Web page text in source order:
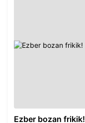
Ezber bozan frikik!